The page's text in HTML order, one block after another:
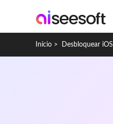
Início > Desbloquear iOS